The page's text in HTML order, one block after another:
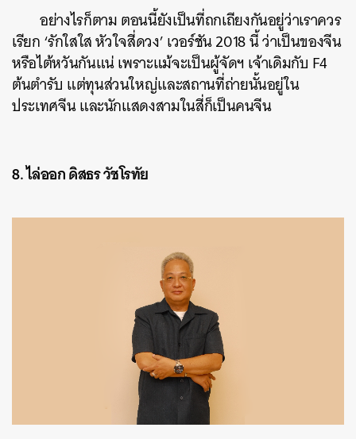
อย่างไรก็ตาม ตอนนี้ยังเป็นที่ถกเถียงกันอยู่ว่าเราควร
เรียก ‘รักใสใส หัวใจสี่ดวง’ เวอร์ชัน 2018 นี้ ว่าเป็นของจีน
หรือไต้หวันกันแน่ เพราะแม้จะเป็นผู้จัดฯ เจ้าเดิมกับ F4
ต้นตำรับ แต่ทุนส่วนใหญ่และสถานที่ถ่ายนั้นอยู่ใน
ประเทศจีน และนักแสดงสามในสี่ก็เป็นคนจีน
8. ไล่ออก ดิสธร วัชโรทัย